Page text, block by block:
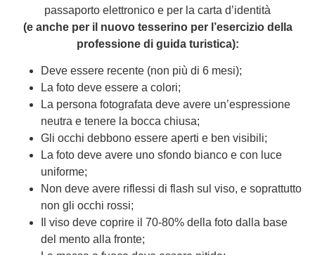
passaporto elettronico e per la carta d’identità
(e anche per il nuovo tesserino per l’esercizio della
professione di guida turistica):
Deve essere recente (non più di 6 mesi);
La foto deve essere a colori;
La persona fotografata deve avere un’espressione
neutra e tenere la bocca chiusa;
Gli occhi debbono essere aperti e ben visibili;
La foto deve avere uno sfondo bianco e con luce
uniforme;
Non deve avere riflessi di flash sul viso, e soprattutto
non gli occhi rossi;
Il viso deve coprire il 70-80% della foto dalla base
del mento alla fronte;